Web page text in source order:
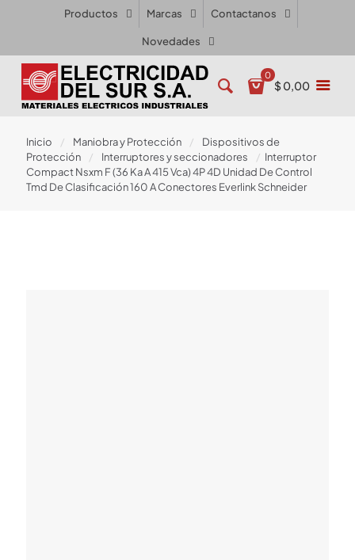
Productos Marcas Contactanos
Novedades
0
$ 0,00
Inicio / Maniobra y Protección /
Dispositivos de
Protección
/ Interruptores y seccionadores / Interruptor
Compact Nsxm F (36 Ka A 415 Vca) 4P 4D Unidad De Control
Tmd De Clasificación 160 A Conectores Everlink Schneider